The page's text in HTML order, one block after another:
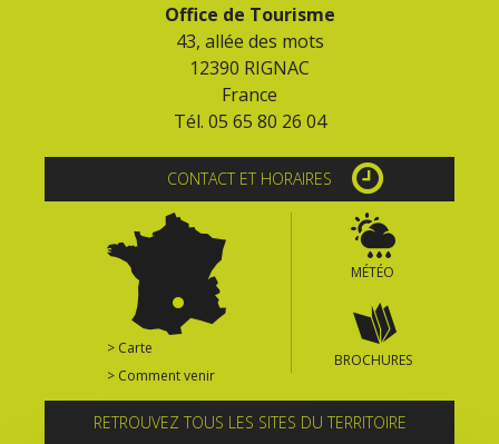
Office de Tourisme
43, allée des mots
12390 RIGNAC
France
Tél. 05 65 80 26 04
CONTACT ET HORAIRES
> Carte
> Comment venir
MÉTÉO
BROCHURES
RETROUVEZ TOUS LES SITES DU TERRITOIRE